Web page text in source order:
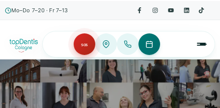
Mo–Do 7–20 · Fr 7–13
SOS